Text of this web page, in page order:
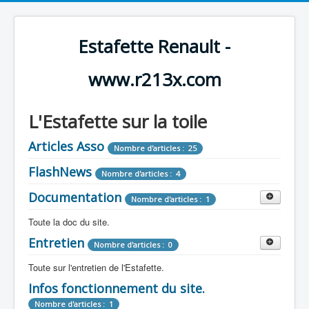
Estafette Renault -
www.r213x.com
L'Estafette sur la toile
Articles Asso Nombre d'articles : 25
FlashNews Nombre d'articles : 4
Documentation Nombre d'articles : 1
Toute la doc du site.
Revue de Presse Nombre d'articles : 9
Tous les articles que l'on a vu sur l'estafette !
Camping Car Nombre d'articles : 3
Entretien Nombre d'articles : 0
Toute sur l'entretien de l'Estafette.
Mécanique Nombre d'articles : 0
Infos fonctionnement du site.
Nombre d'articles : 1